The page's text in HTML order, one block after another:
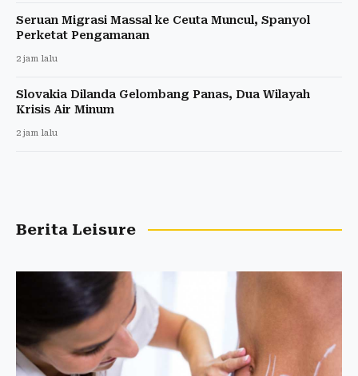
Seruan Migrasi Massal ke Ceuta Muncul, Spanyol
Perketat Pengamanan
2 jam lalu
Slovakia Dilanda Gelombang Panas, Dua Wilayah
Krisis Air Minum
2 jam lalu
Berita Leisure